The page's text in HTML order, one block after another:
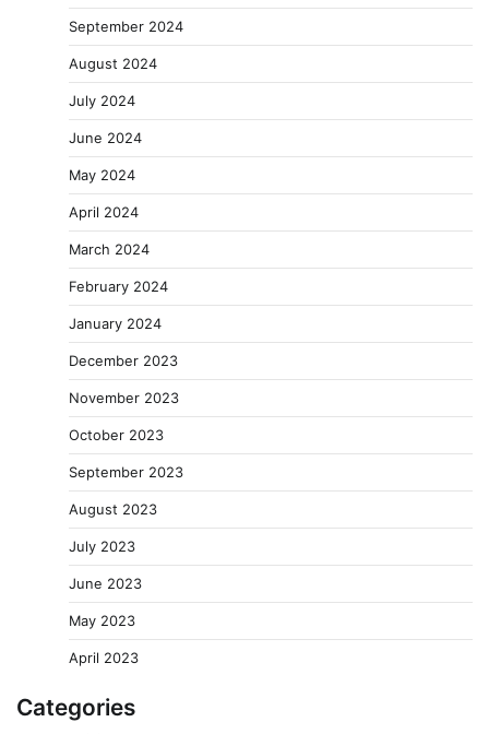
September 2024
August 2024
July 2024
June 2024
May 2024
April 2024
March 2024
February 2024
January 2024
December 2023
November 2023
October 2023
September 2023
August 2023
July 2023
June 2023
May 2023
April 2023
Categories